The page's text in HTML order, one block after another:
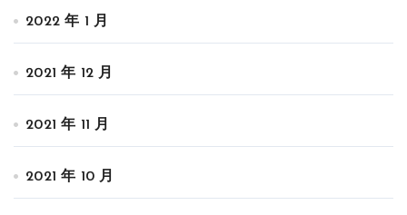
2022 年 1 月
2021 年 12 月
2021 年 11 月
2021 年 10 月